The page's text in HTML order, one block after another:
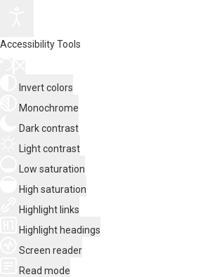
Accessibility Tools
Invert colors
Monochrome
Dark contrast
Light contrast
Low saturation
High saturation
Highlight links
Highlight headings
Screen reader
Read mode